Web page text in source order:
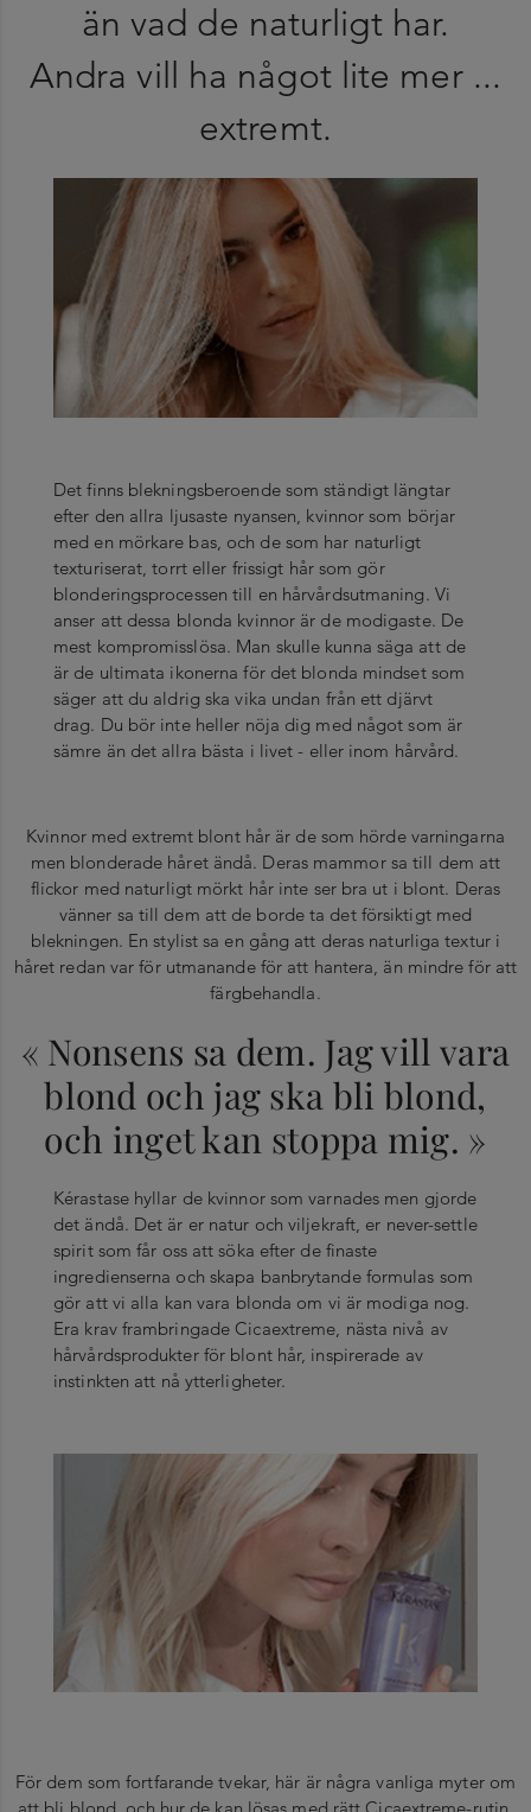
än vad de naturligt har.
Andra vill ha något lite mer ...
extremt.
Det finns blekningsberoende som ständigt längtar
efter den allra ljusaste nyansen, kvinnor som börjar
med en mörkare bas, och de som har naturligt
texturiserat, torrt eller frissigt hår som gör
blonderingsprocessen till en hårvårdsutmaning. Vi
anser att dessa blonda kvinnor är de modigaste. De
mest kompromisslösa. Man skulle kunna säga att de
är de ultimata ikonerna för det blonda mindset som
säger att du aldrig ska vika undan från ett djärvt
drag. Du bör inte heller nöja dig med något som är
sämre än det allra bästa i livet - eller inom hårvård.
Kvinnor med extremt blont hår är de som hörde varningarna
men blonderade håret ändå. Deras mammor sa till dem att
flickor med naturligt mörkt hår inte ser bra ut i blont. Deras
vänner sa till dem att de borde ta det försiktigt med
blekningen. En stylist sa en gång att deras naturliga textur i
håret redan var för utmanande för att hantera, än mindre för att
färgbehandla.
« Nonsens sa dem. Jag vill vara
blond och jag ska bli blond,
och inget kan stoppa mig. »
Kérastase hyllar de kvinnor som varnades men gjorde
det ändå. Det är er natur och viljekraft, er never-settle
spirit som får oss att söka efter de finaste
ingredienserna och skapa banbrytande formulas som
gör att vi alla kan vara blonda om vi är modiga nog.
Era krav frambringade Cicaextreme, nästa nivå av
hårvårdsprodukter för blont hår, inspirerade av
instinkten att nå ytterligheter.
För dem som fortfarande tvekar, här är några vanliga myter om
att bli blond, och hur de kan lösas med rätt Cicaextreme-rutin.